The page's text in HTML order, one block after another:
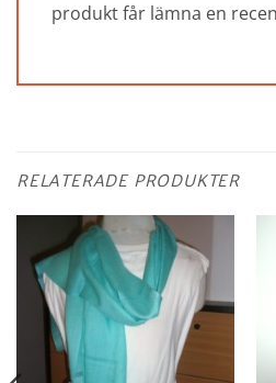
produkt får lämna en
RELATERADE PRODUKTER